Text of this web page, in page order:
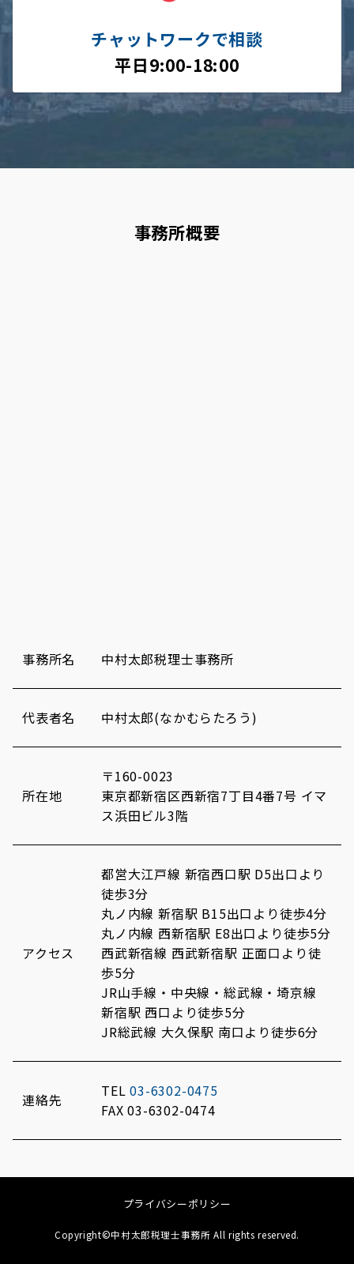
チャットワークで相談
平日9:00-18:00
事務所概要
事務所名 中村太郎税理士事務所
代表者名 中村太郎(なかむらたろう)
所在地
〒160-0023
東京都新宿区西新宿7丁目4番7号 イマ
ス浜田ビル3階
アクセス
都営大江戸線 新宿西口駅 D5出口より
徒歩3分
丸ノ内線 新宿駅 B15出口より徒歩4分
丸ノ内線 西新宿駅 E8出口より徒歩5分
西武新宿線 西武新宿駅 正面口より徒
歩5分
JR山手線・中央線・総武線・埼京線
新宿駅 西口より徒歩5分
JR総武線 大久保駅 南口より徒歩6分
連絡先 TEL03-6302-0475
FAX 03-6302-0474
プライバシーポリシー
Copyright©中村太郎税理士事務所 All rights reserved.